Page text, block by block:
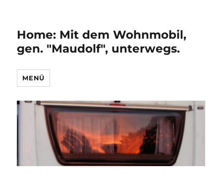
Home: Mit dem Wohnmobil,
gen. "Maudolf", unterwegs.
MENÜ